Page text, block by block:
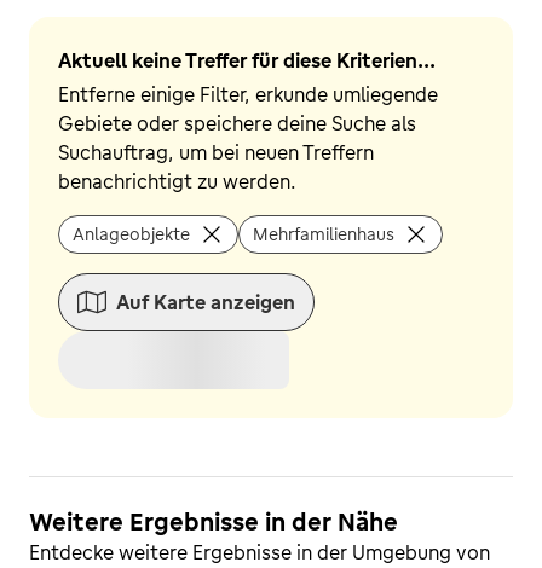
Aktuell keine Treffer für diese Kriterien...
Entferne einige Filter, erkunde umliegende
Gebiete oder speichere deine Suche als
Suchauftrag, um bei neuen Treffern
benachrichtigt zu werden.
Anlageobjekte Mehrfamilienhaus
Auf Karte anzeigen
Weitere Ergebnisse in der Nähe
Entdecke weitere Ergebnisse in der Umgebung von